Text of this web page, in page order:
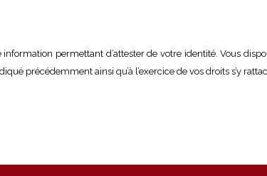
permettant d’attester de votre identité. Vous
précédemment ainsi qu’à l’exercice de vos droits s’y